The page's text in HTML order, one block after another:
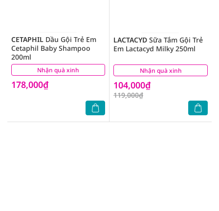
Nhận quà xinh
CETAPHIL Dầu Gội Trẻ Em
Cetaphil Baby Shampoo
200ml
178,000₫
(4) Nhận quà xinh
LACTACYD Sữa Tắm Gội Trẻ
Em Lactacyd Milky 250ml
104,000₫
119,000₫
(0)